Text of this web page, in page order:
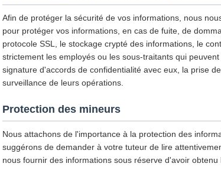
Afin de protéger la sécurité de vos informations, nous
pour protéger vos informations, en cas de fuite, de
protocole SSL, le stockage crypté des informations, le
strictement les employés ou les sous-traitants qui
signature d'accords de confidentialité avec eux, la prise
surveillance de leurs opérations.
Protection des mineurs
Nous attachons de l'importance à la protection des
suggérons de demander à votre tuteur de lire
nous fournir des informations sous réserve d'avoir